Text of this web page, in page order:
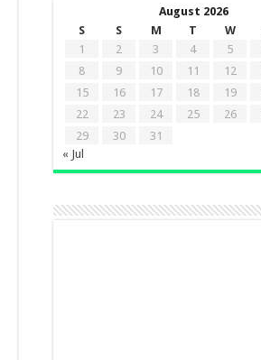
August 2026
S
S M T W
1
2 3 4 5
8
9 10 11 12
15
16 17 18 19
22
23 24 25 26
29
30
31
« Jul